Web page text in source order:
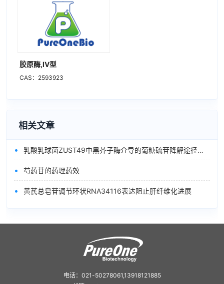
胶原酶,IV型
CAS：2593923
相关文章
• 乳酸乳球菌ZUST49中黑芥子酶介导的葡糖硫苷降解途径的表征
• 芍药苷的药理药效
• 黄芪总皂苷调节环状RNA34116表达阻止肝纤维化进展
电话：021-50278061,13918121885